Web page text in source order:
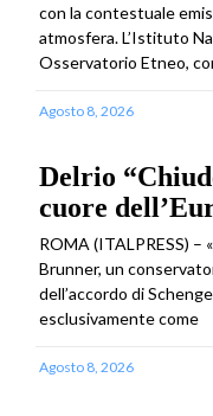
con la contestuale
atmosfera. L’Istituto
Osservatorio Etneo,
Agosto 8, 2026
Delrio
cuore
ROMA (ITALPRESS) –
Brunner, un
dell’accordo di
esclusivamente come
Agosto 8, 2026